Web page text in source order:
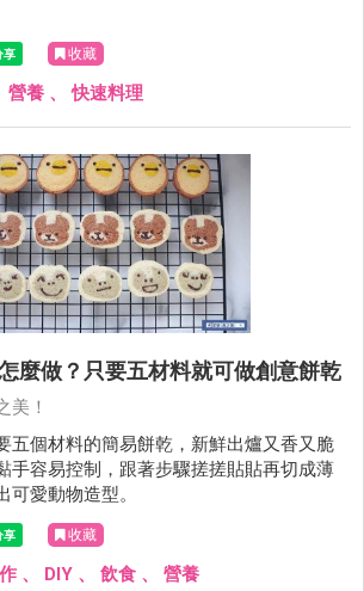
收藏
營養 、快速料理
麼做？只要五材料就可做創意餅乾
美！
五個材料的簡易餅乾，新鮮出爐又香又脆
手容易控制，跟著步驟搓搓貼貼再切成薄
可愛動物造型。
收藏
、 DIY 、 飲食 、 營養